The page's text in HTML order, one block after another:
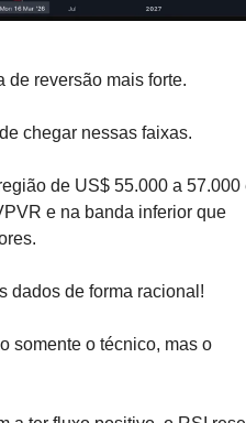
reversão mais forte.
chegar nessas faixas.
de US$ 55.000 a 57.000
e na banda inferior que
dados de forma racional!
somente o técnico, mas o